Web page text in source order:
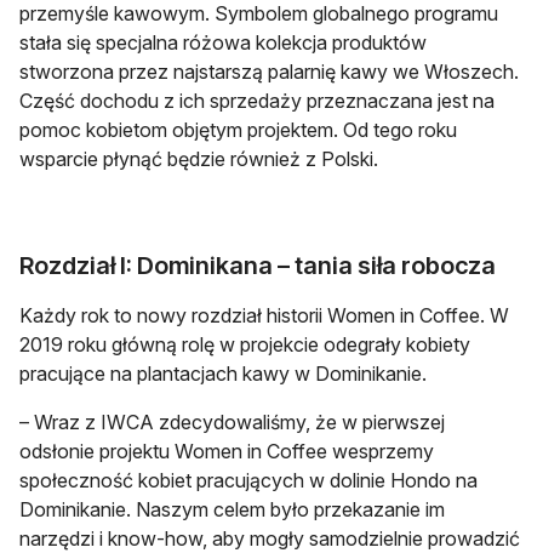
przemyśle kawowym. Symbolem globalnego programu
stała się specjalna różowa kolekcja produktów
stworzona przez najstarszą palarnię kawy we Włoszech.
Część dochodu z ich sprzedaży przeznaczana jest na
pomoc kobietom objętym projektem. Od tego roku
wsparcie płynąć będzie również z Polski.
Rozdział I: Dominikana – tania siła robocza
Każdy rok to nowy rozdział historii Women in Coffee. W
2019 roku główną rolę w projekcie odegrały kobiety
pracujące na plantacjach kawy w Dominikanie.
– Wraz z IWCA zdecydowaliśmy, że w pierwszej
odsłonie projektu Women in Coffee wesprzemy
społeczność kobiet pracujących w dolinie Hondo na
Dominikanie. Naszym celem było przekazanie im
narzędzi i know-how, aby mogły samodzielnie prowadzić